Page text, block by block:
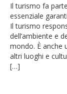
Il turismo fa
essenziale
Il turismo
dell’ambiente e
mondo. È anche
altri luoghi e
[…]